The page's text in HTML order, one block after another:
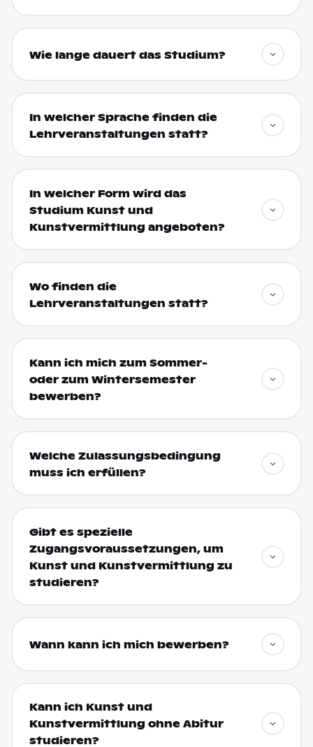
Wie lange dauert das Studium?
In welcher Sprache finden die
Lehrveranstaltungen statt?
In welcher Form wird das
Studium Kunst und
Kunstvermittlung angeboten?
Wo finden die
Lehrveranstaltungen statt?
Kann ich mich zum Sommer-
oder zum Wintersemester
bewerben?
Welche Zulassungsbedingung
muss ich erfüllen?
Gibt es spezielle
Zugangsvoraussetzungen, um
Kunst und Kunstvermittlung zu
studieren?
Wann kann ich mich bewerben?
Kann ich Kunst und
Kunstvermittlung ohne Abitur
studieren?